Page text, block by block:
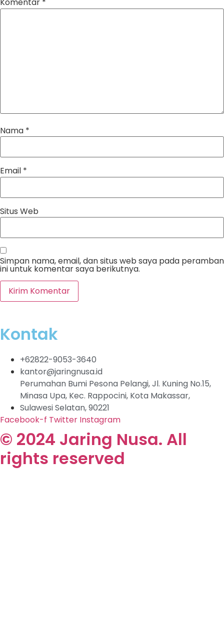
Komentar *
Nama *
Email *
Situs Web
Simpan nama, email, dan situs web saya pada peramban
ini untuk komentar saya berikutnya.
Kontak
+62822-9053-3640
kantor@jaringnusa.id
Perumahan Bumi Pesona Pelangi, Jl. Kuning No.15,
Minasa Upa, Kec. Rappocini, Kota Makassar,
Sulawesi Selatan, 90221
Facebook-f Twitter Instagram
© 2024 Jaring Nusa. All
rights reserved